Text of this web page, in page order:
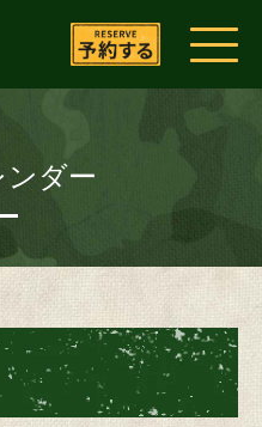
ダー